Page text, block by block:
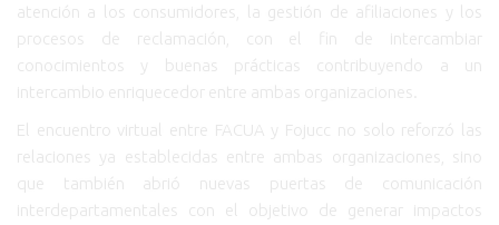
atención a los consumidores, la gestión de afiliaciones y los
procesos de reclamación, con el fin de intercambiar
conocimientos y buenas prácticas contribuyendo a un
intercambio enriquecedor entre ambas organizaciones.
El encuentro virtual entre FACUA y Fojucc no solo reforzó las
relaciones ya establecidas entre ambas organizaciones, sino
que también abrió nuevas puertas de comunicación
interdepartamentales con el objetivo de generar impactos